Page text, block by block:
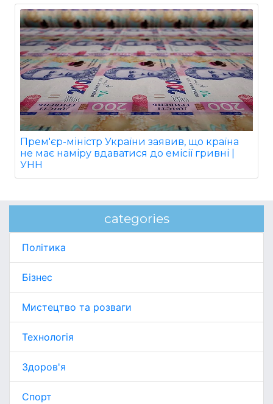
Прем'єр-міністр України заявив, що країна
не має наміру вдаватися до емісії гривні |
УНН
categories
Політика
Бізнес
Мистецтво та розваги
Технологія
Здоров'я
Спорт